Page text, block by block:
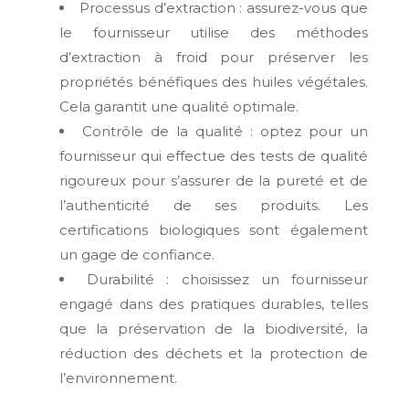
Processus d’extraction : assurez-vous que
le fournisseur utilise des méthodes
d’extraction à froid pour préserver les
propriétés bénéfiques des huiles végétales.
Cela garantit une qualité optimale.
Contrôle de la qualité : optez pour un
fournisseur qui effectue des tests de qualité
rigoureux pour s’assurer de la pureté et de
l’authenticité de ses produits. Les
certifications biologiques sont également
un gage de confiance.
Durabilité : choisissez un fournisseur
engagé dans des pratiques durables, telles
que la préservation de la biodiversité, la
réduction des déchets et la protection de
l’environnement.